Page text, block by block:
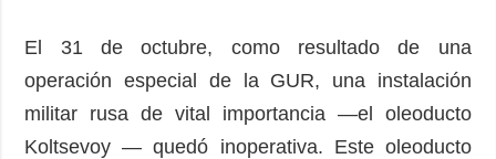
Video
Releases
El 31 de octubre, como resultado de una
operación especial de la GUR, una instalación
militar rusa de vital importancia —el oleoducto
Koltsevoy — quedó inoperativa. Este oleoducto